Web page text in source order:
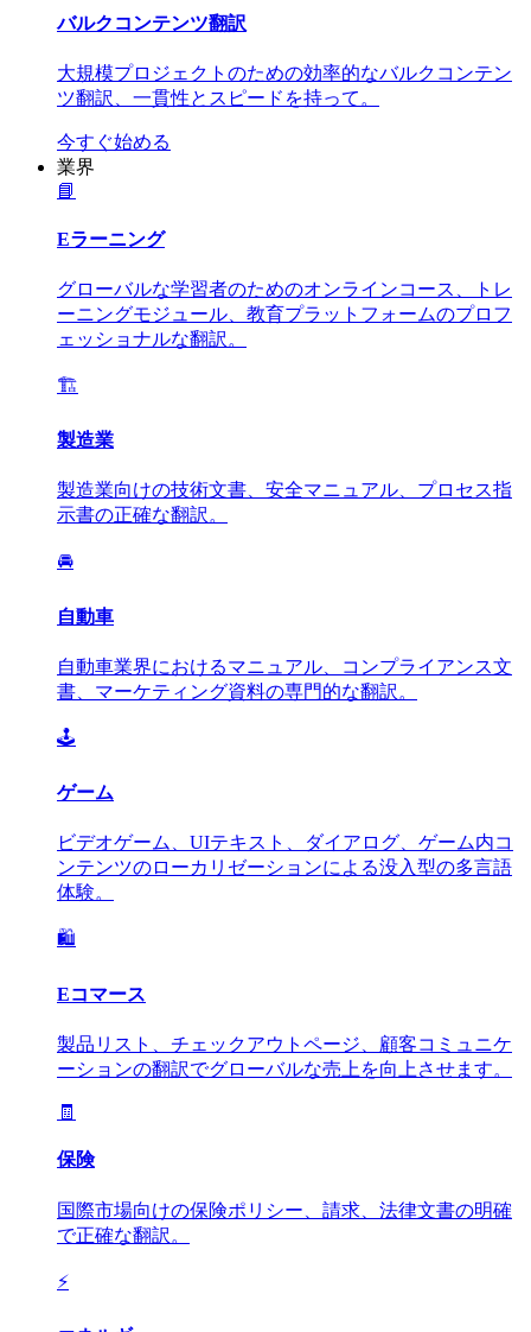
バルクコンテンツ翻訳
大規模プロジェクトのための効率的なバルクコンテン
ツ翻訳、一貫性とスピードを持って。
今すぐ始める
業界
📘
Eラーニング
グローバルな学習者のためのオンラインコース、トレ
ーニングモジュール、教育プラットフォームのプロフ
ェッショナルな翻訳。
🏗️
製造業
製造業向けの技術文書、安全マニュアル、プロセス指
示書の正確な翻訳。
🚘
自動車
自動車業界におけるマニュアル、コンプライアンス文
書、マーケティング資料の専門的な翻訳。
🕹️
ゲーム
ビデオゲーム、UIテキスト、ダイアログ、ゲーム内コ
ンテンツのローカリゼーションによる没入型の多言語
体験。
🛍️
Eコマース
製品リスト、チェックアウトページ、顧客コミュニケ
ーションの翻訳でグローバルな売上を向上させます。
🧾
保険
国際市場向けの保険ポリシー、請求、法律文書の明確
で正確な翻訳。
⚡